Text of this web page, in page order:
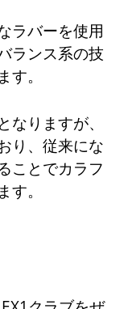
ラバーを使用
ランス系の技
。
りますが、
り、従来にな
ことでカラフ
。